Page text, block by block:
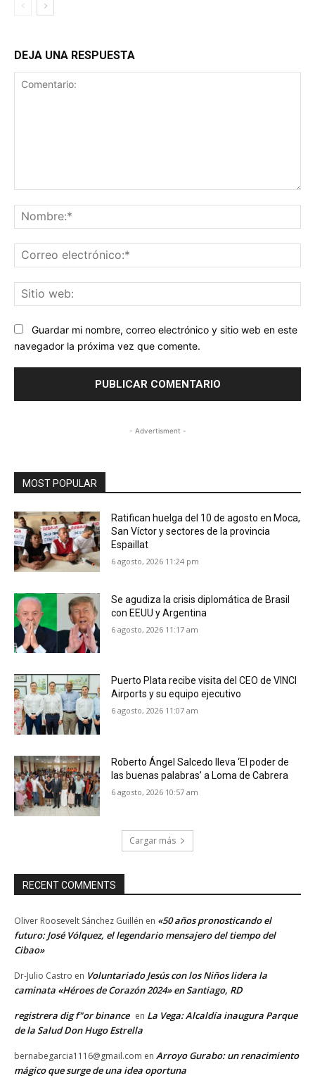
DEJA UNA RESPUESTA
Guardar mi nombre, correo electrónico y sitio web en este
navegador la próxima vez que comente.
- Advertisment -
MOST POPULAR
Ratifican huelga del 10 de agosto en Moca,
San Víctor y sectores de la provincia
Espaillat
6 agosto, 2026 11:24 pm
Se agudiza la crisis diplomática de Brasil
con EEUU y Argentina
6 agosto, 2026 11:17 am
Puerto Plata recibe visita del CEO de VINCI
Airports y su equipo ejecutivo
6 agosto, 2026 11:07 am
Roberto Ángel Salcedo lleva ‘El poder de
las buenas palabras’ a Loma de Cabrera
6 agosto, 2026 10:57 am
Cargar más
RECENT COMMENTS
Oliver Roosevelt Sánchez Guillén en «50 años pronosticando el
futuro: José Vólquez, el legendario mensajero del tiempo del
Cibao»
Dr-Julio Castro en Voluntariado Jesús con los Niños lidera la
caminata «Héroes de Corazón 2024» en Santiago, RD
registrera dig f"or binance en La Vega: Alcaldía inaugura Parque
de la Salud Don Hugo Estrella
bernabegarcia1116@gmail.com en Arroyo Gurabo: un renacimiento
mágico que surge de una idea oportuna